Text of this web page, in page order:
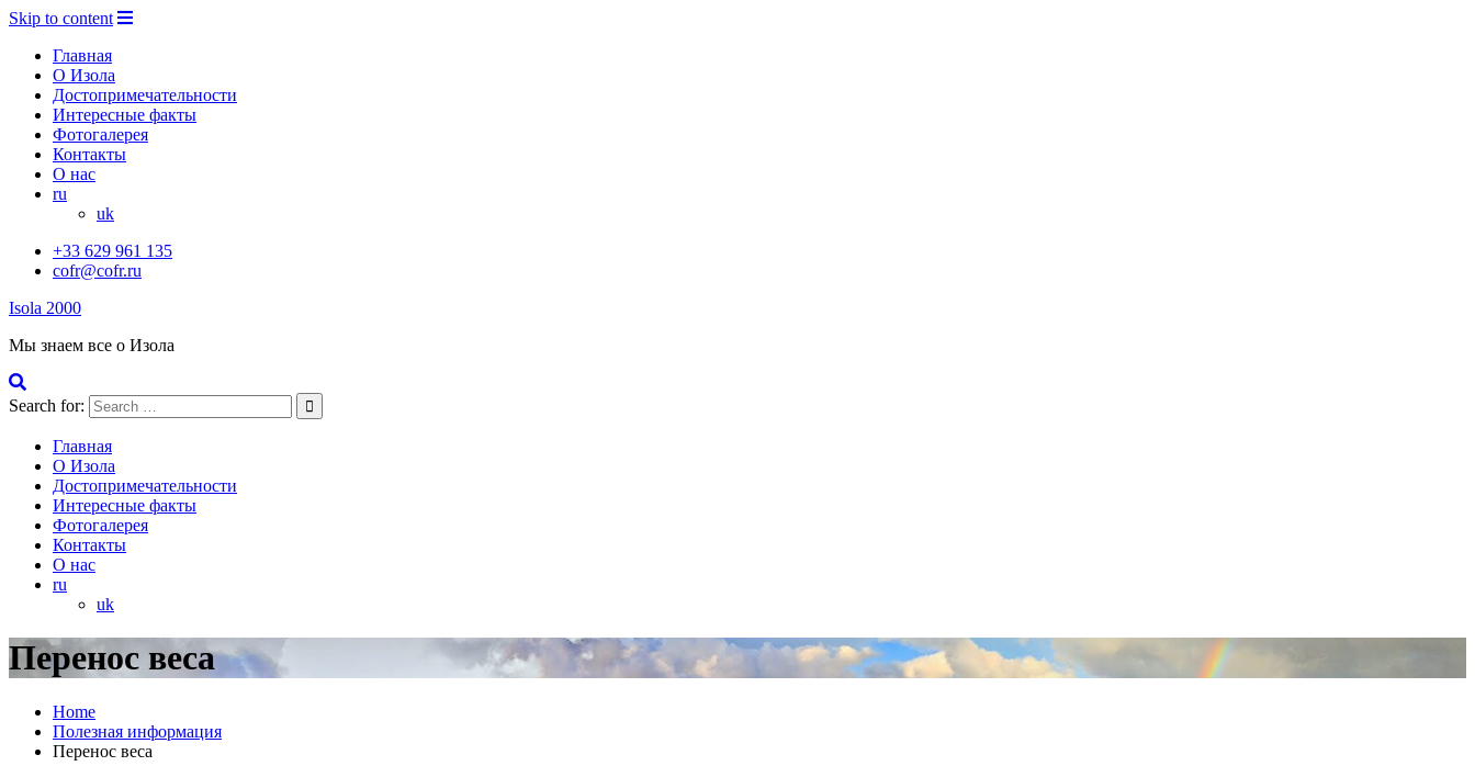
Skip to content
Главная
О Изола
Достопримечательности
Интересные факты
Фотогалерея
Контакты
О нас
ru
uk
+33 629 961 135
cofr@cofr.ru
Isola 2000
Мы знаем все о Изола
Search for:
Главная
О Изола
Достопримечательности
Интересные факты
Фотогалерея
Контакты
О нас
ru
uk
Перенос веса
Home
Полезная информация
Перенос веса